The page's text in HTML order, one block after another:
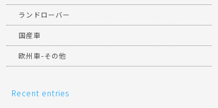
ランドローバー
国産車
欧州車-その他
Recent entries